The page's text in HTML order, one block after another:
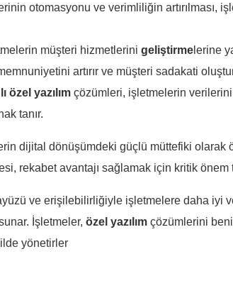
otomasyonu ve verimliliğin artırılması,
müşteri hizmetlerini geliştirme lerine
artırır ve müşteri sadakati
özel yazılım çözümleri, işletmelerin
tanır.
dijital dönüşümdeki güçlü müttefiki olarak
rekabet avantajı sağlamak için kritik önem
ve erişilebilirliğiyle işletmelere daha iyi
İşletmeler, özel yazılım çözümlerini
yönetirler